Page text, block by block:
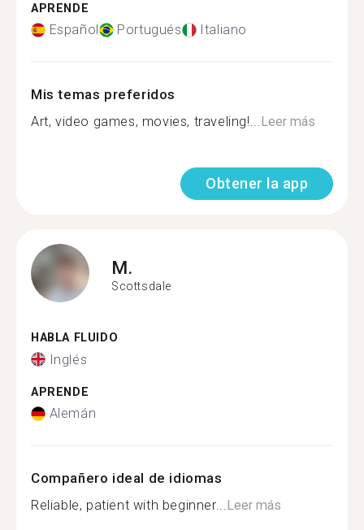
APRENDE
Español Portugués Italiano
Mis temas preferidos
Art, video games, movies, traveling!...Leer más
Obtener la app
M.
Scottsdale
HABLA FLUIDO
Inglés
APRENDE
Alemán
Compañero ideal de idiomas
Reliable, patient with beginner...Leer más